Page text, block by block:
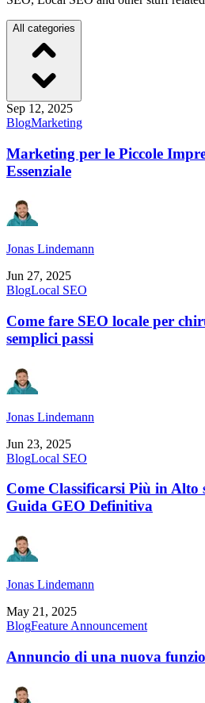
All categories
Sep 12, 2025
BlogMarketing
Marketing per le Piccole
Essenziale
Jonas Lindemann
Jun 27, 2025
BlogLocal SEO
Come fare SEO locale per
semplici passi
Jonas Lindemann
Jun 23, 2025
BlogLocal SEO
Come Classificarsi Più in
Guida GEO Definitiva
Jonas Lindemann
May 21, 2025
BlogFeature Announcement
Annuncio di una nuova